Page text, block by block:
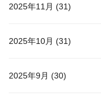
2025年11月 (31)
2025年10月 (31)
2025年9月 (30)